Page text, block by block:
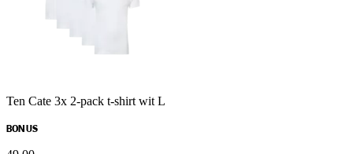
Ten Cate 3x 2-pack t-shirt wit L
BONUS